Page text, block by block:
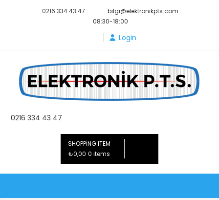
0216 334 43 47
bilgi@elektronikpts.com
08:30-18:00
Login
Elektronik PTS
0216 334 43 47
SHOPPING ITEM
₺0,00 0 items